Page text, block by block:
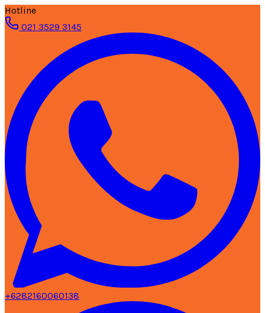
Hotline
021 3529 3145
+6282160060138